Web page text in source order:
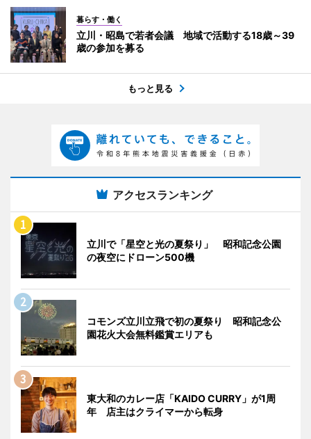
暮らす・働く
立川・昭島で若者会議 地域で活動する18歳～39
歳の参加を募る
もっと見る
アクセスランキング
立川で「星空と光の夏祭り」 昭和記念公園
の夜空にドローン500機
コモンズ立川立飛で初の夏祭り 昭和記念公
園花火大会無料鑑賞エリアも
東大和のカレー店「KAIDO CURRY」が1周
年 店主はクライマーから転身